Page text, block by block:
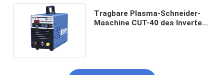
Tragbare Plasma-Schneider-
Maschine CUT-40 des Inverter-